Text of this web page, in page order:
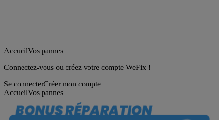
AccueilVos pannes
Connectez-vous ou créez votre compte WeFix !
Se connecterCréer mon compte
AccueilVos pannes